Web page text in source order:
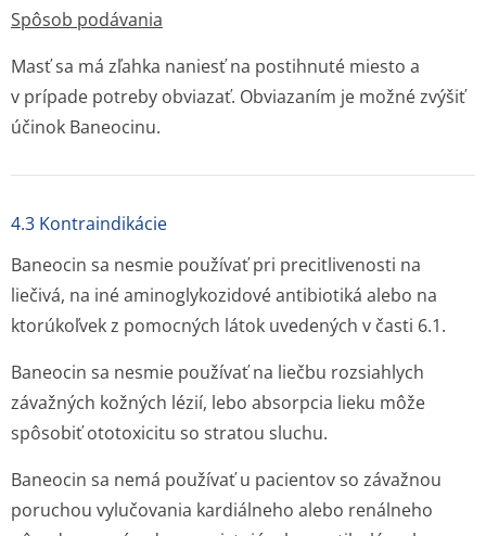
Spôsob podávania
Masť sa má zľahka naniesť na postihnuté miesto a
v prípade potreby obviazať. Obviazaním je možné zvýšiť
účinok Baneocinu.
4.3 Kontraindikácie
Baneocin sa nesmie používať pri precitlivenosti na
liečivá, na iné aminoglykozidové antibiotiká alebo na
ktorúkoľvek z pomocných látok uvedených v časti 6.1.
Baneocin sa nesmie používať na liečbu rozsiahlych
závažných kožných lézií, lebo absorpcia lieku môže
spôsobiť ototoxicitu so stratou sluchu.
Baneocin sa nemá používať u pacientov so závažnou
poruchou vylučovania kardiálneho alebo renálneho